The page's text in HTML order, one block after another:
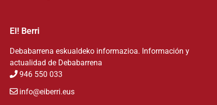
EI! Berri
Debabarrena eskualdeko informazioa. Información y
actualidad de Debabarrena
946 550 033
info@eiberri.eus